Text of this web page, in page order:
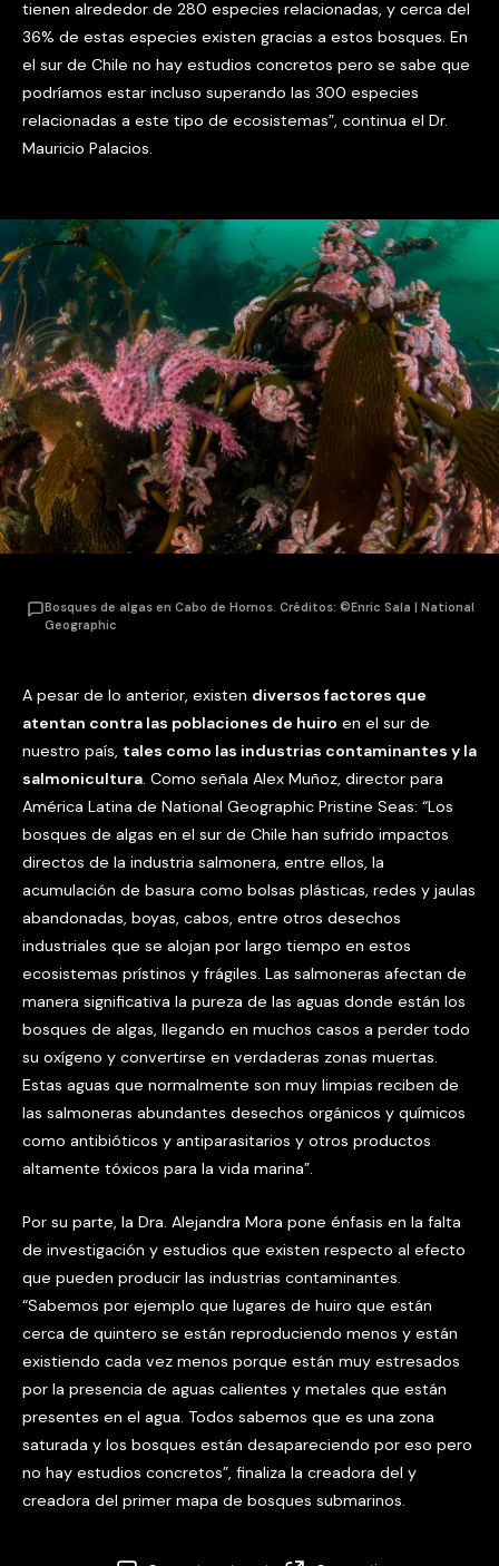
tienen alrededor de 280 especies relacionadas, y cerca del
36% de estas especies existen gracias a estos bosques. En
el sur de Chile no hay estudios concretos pero se sabe que
podríamos estar incluso superando las 300 especies
relacionadas a este tipo de ecosistemas”, continua el Dr.
Mauricio Palacios.
Bosques de algas en Cabo de Hornos. Créditos: ©Enric Sala | National
Geographic
A pesar de lo anterior, existen diversos factores que
atentan contra las poblaciones de huiro en el sur de
nuestro país, tales como las industrias contaminantes y la
salmonicultura. Como señala Alex Muñoz, director para
América Latina de National Geographic Pristine Seas: “Los
bosques de algas en el sur de Chile han sufrido impactos
directos de la industria salmonera, entre ellos, la
acumulación de basura como bolsas plásticas, redes y jaulas
abandonadas, boyas, cabos, entre otros desechos
industriales que se alojan por largo tiempo en estos
ecosistemas prístinos y frágiles. Las salmoneras afectan de
manera significativa la pureza de las aguas donde están los
bosques de algas, llegando en muchos casos a perder todo
su oxígeno y convertirse en verdaderas zonas muertas.
Estas aguas que normalmente son muy limpias reciben de
las salmoneras abundantes desechos orgánicos y químicos
como antibióticos y antiparasitarios y otros productos
altamente tóxicos para la vida marina”.
Por su parte, la Dra. Alejandra Mora pone énfasis en la falta
de investigación y estudios que existen respecto al efecto
que pueden producir las industrias contaminantes.
“Sabemos por ejemplo que lugares de huiro que están
cerca de quintero se están reproduciendo menos y están
existiendo cada vez menos porque están muy estresados
por la presencia de aguas calientes y metales que están
presentes en el agua. Todos sabemos que es una zona
saturada y los bosques están desapareciendo por eso pero
no hay estudios concretos”, finaliza la creadora del y
creadora del primer mapa de bosques submarinos.